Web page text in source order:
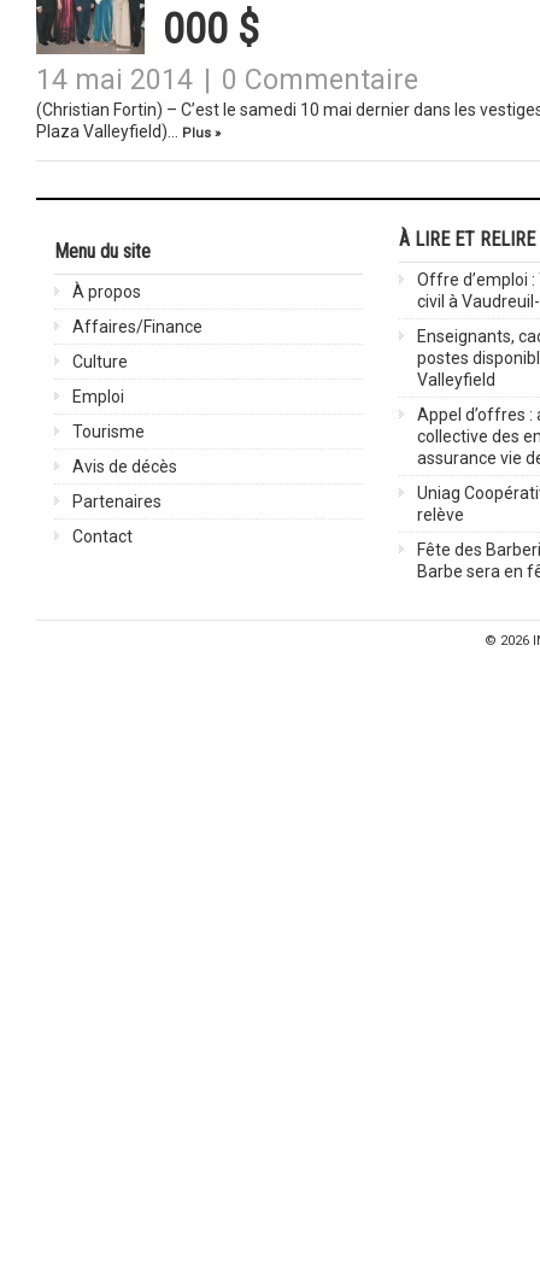
000 $
14 mai 2014 0 Commentaire
(Christian Fortin) – C’est le samedi 10 mai dernier dans les
Plaza Valleyfield)…
Plus »
Menu du site
À propos
Affaires/Finance
Culture
Emploi
Tourisme
Avis de décès
Partenaires
Contact
À LIRE ET RELIRE
Offre d’emploi
civil à
Enseignants,
postes
Valleyfield
Appel d’offres :
collective des
assurance vie
Uniag
relève
Fête des
Barbe sera en
© 2026